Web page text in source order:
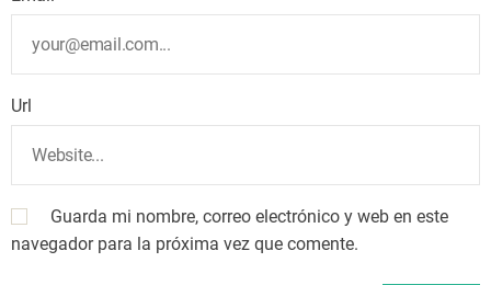
Url
Guarda mi nombre, correo electrónico y web en este
navegador para la próxima vez que comente.